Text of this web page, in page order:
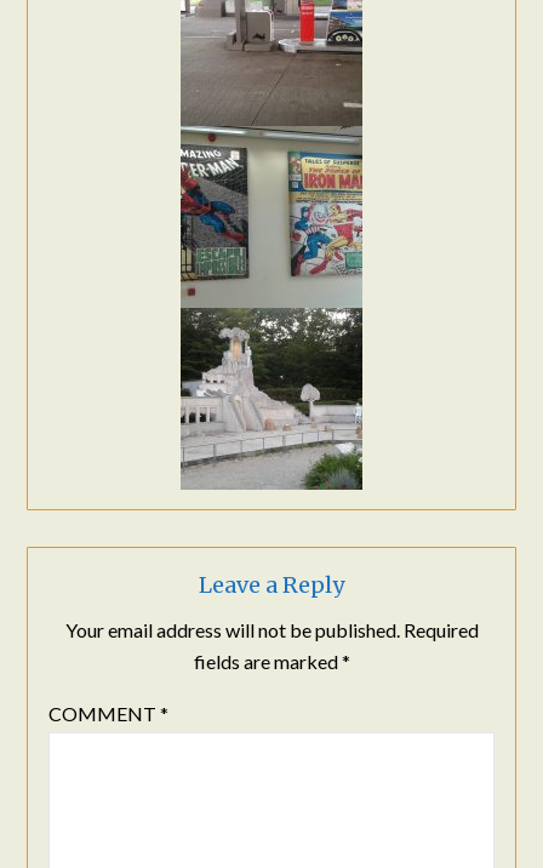
Leave a Reply
Your email address will not be published. Required
fields are marked*
COMMENT *